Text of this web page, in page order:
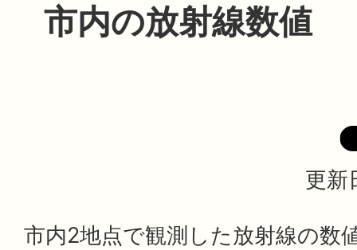
市内の放射線数値
更新
市内2地点で観測した放射線の数